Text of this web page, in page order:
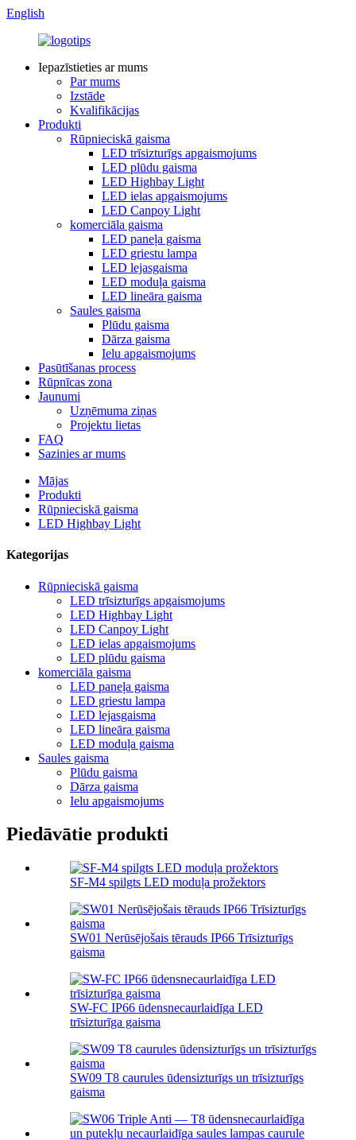
English
Iepazīstieties ar mums
Par mums
Izstāde
Kvalifikācijas
Produkti
Rūpnieciskā gaisma
LED trīsizturīgs apgaismojums
LED plūdu gaisma
LED Highbay Light
LED ielas apgaismojums
LED Canpoy Light
komerciāla gaisma
LED paneļa gaisma
LED griestu lampa
LED lejasgaisma
LED moduļa gaisma
LED lineāra gaisma
Saules gaisma
Plūdu gaisma
Dārza gaisma
Ielu apgaismojums
Pasūtīšanas process
Rūpnīcas zona
Jaunumi
Uzņēmuma ziņas
Projektu lietas
FAQ
Sazinies ar mums
Mājas
Produkti
Rūpnieciskā gaisma
LED Highbay Light
Kategorijas
Rūpnieciskā gaisma
LED trīsizturīgs apgaismojums
LED Highbay Light
LED Canpoy Light
LED ielas apgaismojums
LED plūdu gaisma
komerciāla gaisma
LED paneļa gaisma
LED griestu lampa
LED lejasgaisma
LED lineāra gaisma
LED moduļa gaisma
Saules gaisma
Plūdu gaisma
Dārza gaisma
Ielu apgaismojums
Piedāvātie produkti
SF-M4 spilgts LED moduļa prožektors
SW01 Nerūsējošais tērauds IP66 Trīsizturīgs
gaisma
SW-FC IP66 ūdensnecaurlaidīga LED
trīsizturīga gaisma
SW09 T8 caurules ūdensizturīgs un trīsizturīgs
gaisma